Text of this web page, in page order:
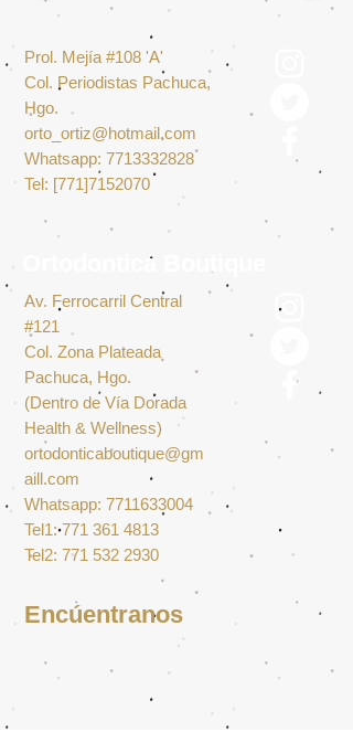
Prol. Mejía #108 'A'
Col. Periodistas Pachuca,
Hgo.
orto_ortiz@hotmail.com
Whatsapp: 7713332828
Tel: [771]7152070
Ortodontica Boutique
Av. Ferrocarril Central
#121
Col. Zona Plateada
Pachuca, Hgo.
(Dentro de Vía Dorada
Health & Wellness)
ortodonticaboutique@gm
aill.com
Whatsapp: 7711633004
Tel1:771 361 4813
Tel2: 771 532 2930
Encúentranos